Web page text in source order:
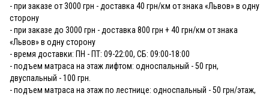
- при заказе от 3000 грн - доставка 40 грн/км от знака «Львов» в одну
сторону
- при заказе до 3000 грн - доставка 800 грн + 40 грн/км от знака
«Львов» в одну сторону
- время доставки: ПН - ПТ: 09-22:00, СБ: 09:00-18:00
- подъем матраса на этаж лифтом: односпальный - 50 грн,
двуспальный - 100 грн.
- подъем матраса на этаж по лестнице: односпальный - 50 грн/этаж,